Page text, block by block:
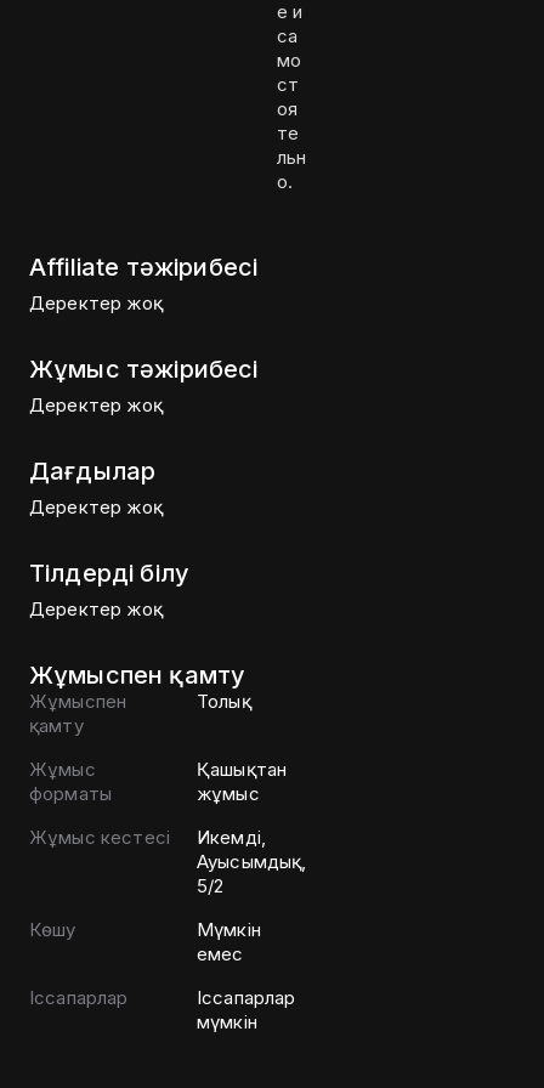
е и
са
мо
ст
оя
те
льн
о.
Affiliate тәжірибесі
Деректер жоқ
Жұмыс тәжірибесі
Деректер жоқ
Дағдылар
Деректер жоқ
Тілдерді білу
Деректер жоқ
Жұмыспен қамту
Жұмыспен
қамту
Толық
Жұмыс
форматы
Қашықтан
жұмыс
Жұмыс кестесі
Икемді,
Ауысымдық,
5/2
Көшу
Мүмкін
емес
Іссапарлар
Іссапарлар
мүмкін